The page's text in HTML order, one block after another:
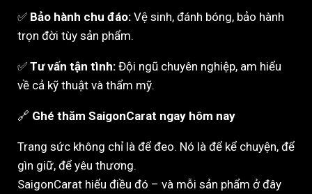
✅ Bảo hành chu đáo: Vệ sinh, đánh bóng, bảo hành
trọn đời tùy sản phẩm.
✅ Tư vấn tận tình: Đội ngũ chuyên nghiệp, am hiểu
về cả kỹ thuật và thẩm mỹ.
🔗 Ghé thăm SaigonCarat ngay hôm nay
Trang sức không chỉ là để đeo. Nó là để kể chuyện, để
gìn giữ, để yêu thương.
SaigonCarat hiểu điều đó – và mỗi sản phẩm ở đây